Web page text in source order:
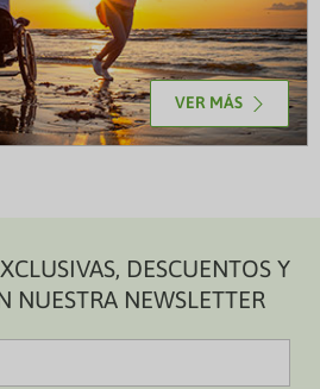
VER MÁS
DESCUENTOS Y
NUESTRA NEWSLETTER